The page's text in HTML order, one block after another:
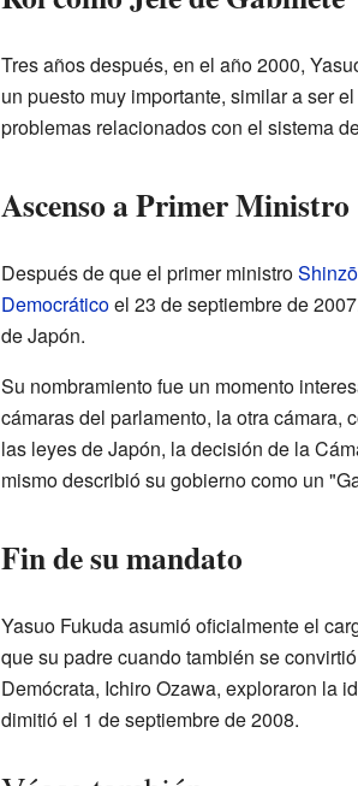
Tres años después, en el año 2000,
un puesto muy importante, similar a ser
problemas relacionados con el sistema
Ascenso a Primer Ministro
Después de que el primer ministro
Democráticoel 23 de septiembre de
de Japón.
Su nombramiento fue un momento
cámaras del parlamento, la otra cámara,
las leyes de Japón, la decisión de la
mismo describió su gobierno como un
Fin de su mandato
Yasuo Fukuda asumió oficialmente el
que su padre cuando también se
Demócrata, Ichiro Ozawa, exploraron la
dimitió el 1 de septiembre de 2008.